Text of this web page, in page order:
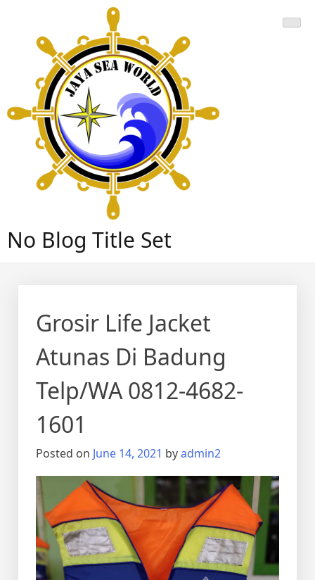
content
No Blog Title Set
Grosir Life Jacket
Atunas Di Badung
Telp/WA 0812-4682-
1601
Posted on June 14, 2021 byadmin2